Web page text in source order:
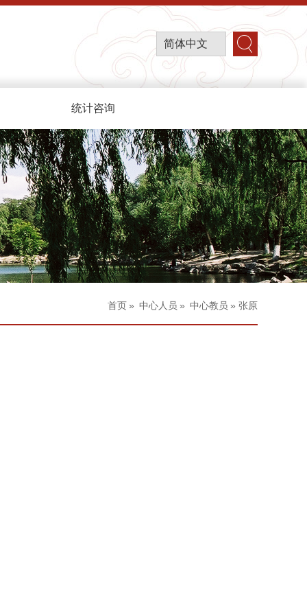
简体中文
统计咨询
首页» 中心人员 » 中心教员 » 张原